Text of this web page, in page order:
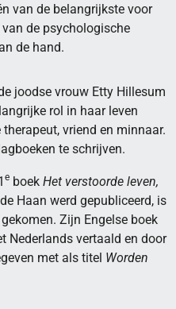
van de belangrijkste voor
de psychologische
de hand.
joodse vrouw Etty Hillesum
rol in haar leven
vriend en minnaar.
te schrijven.
e boek Het verstoorde leven,
Haan werd gepubliceerd, is
Zijn Engelse boek
Nederlands vertaald en door
met als titel Worden